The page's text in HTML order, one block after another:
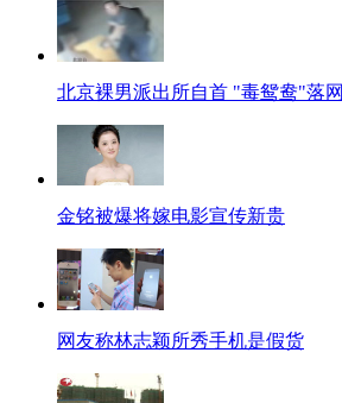
北京裸男派出所自首 "毒鸳鸯"落网
金铭被爆将嫁电影宣传新贵
网友称林志颖所秀手机是假货